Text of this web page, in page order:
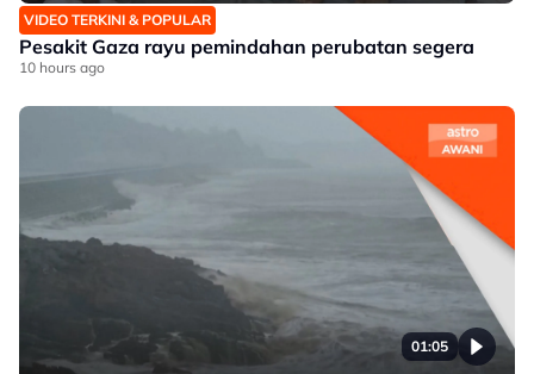
VIDEO TERKINI & POPULAR
Pesakit Gaza rayu pemindahan perubatan segera
10 hours ago
01:05